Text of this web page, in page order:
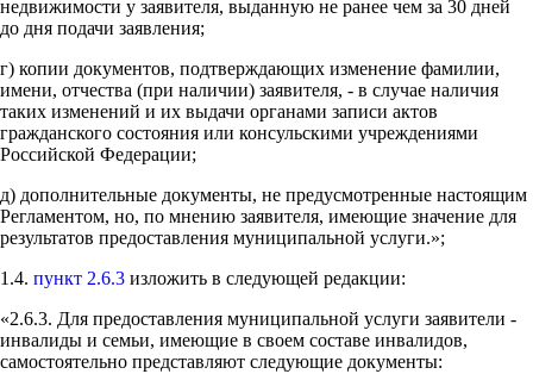
недвижимости у заявителя, выданную не ранее чем за 30 дней
до дня подачи заявления;
г) копии документов, подтверждающих изменение фамилии,
имени, отчества (при наличии) заявителя, - в случае наличия
таких изменений и их выдачи органами записи актов
гражданского состояния или консульскими учреждениями
Российской Федерации;
д) дополнительные документы, не предусмотренные настоящим
Регламентом, но, по мнению заявителя, имеющие значение для
результатов предоставления муниципальной услуги.»;
1.4. пункт 2.6.3 изложить в следующей редакции:
«2.6.3. Для предоставления муниципальной услуги заявители -
инвалиды и семьи, имеющие в своем составе инвалидов,
самостоятельно представляют следующие документы: